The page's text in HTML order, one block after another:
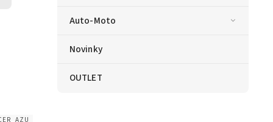
Auto-Moto
Novinky
OUTLET